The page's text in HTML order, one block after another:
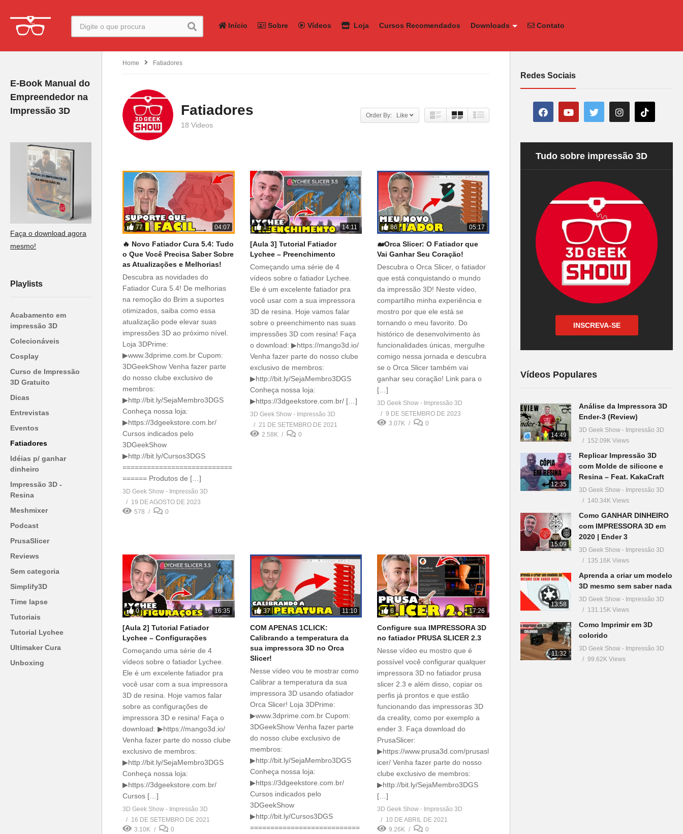
Início Sobre Vídeos Loja Cursos Recomendados Downloads Contato
E-Book Manual do
Empreendedor na
Impressão 3D
Faça o download agora
mesmo!
Playlists
Acabamento em
impressão 3D
Colecionáveis
Cosplay
Curso de Impressão
3D Gratuito
Dicas
Entrevistas
Eventos
Fatiadores
Idéias p/ ganhar
dinheiro
Impressão 3D -
Resina
Meshmixer
Podcast
PrusaSlicer
Reviews
Sem categoria
Simplify3D
Time lapse
Tutoriais
Tutorial Lychee
Ultimaker Cura
Unboxing
Home Fatiadores
Fatiadores
18 Videos
Order By: Like
77 04:07
🔥 Novo Fatiador Cura 5.4: Tudo
o Que Você Precisa Saber Sobre
as Atualizações e Melhorias!
Descubra as novidades do
Fatiador Cura 5.4! De melhorias
na remoção do Brim a suportes
otimizados, saiba como essa
atualização pode elevar suas
impressões 3D ao próximo nível.
Loja 3DPrime:
▶www.3dprime.com.br Cupom:
3DGeekShow Venha fazer parte
do nosso clube exclusivo de
membros:
▶http://bit.ly/SejaMembro3DGS
Conheça nossa loja:
▶https://3dgeekstore.com.br/
Cursos indicados pelo
3DGeekShow
▶http://bit.ly/Cursos3DGS
===========================
====== Produtos de […]
3D Geek Show - Impressão 3D
19 DE AGOSTO DE 2023
578
0
1 14:11
[Aula 3] Tutorial Fatiador
Lychee – Preenchimento
Começando uma série de 4
vídeos sobre o fatiador Lychee.
Ele é um excelente fatiador pra
você usar com a sua impressora
3D de resina. Hoje vamos falar
sobre o preenchimento nas suas
impressões 3D com resina! Faça
o download: ▶https://mango3d.io/
Venha fazer parte do nosso clube
exclusivo de membros:
▶http://bit.ly/SejaMembro3DGS
Conheça nossa loja:
▶https://3dgeekstore.com.br/ […]
3D Geek Show - Impressão 3D
21 DE SETEMBRO DE 2021
2.58K
0
86 05:17
🐋Orca Slicer: O Fatiador que
Vai Ganhar Seu Coração!
Descubra o Orca Slicer, o fatiador
que está conquistando o mundo
da impressão 3D! Neste vídeo,
compartilho minha experiência e
mostro por que ele está se
tornando o meu favorito. Do
histórico de desenvolvimento às
funcionalidades únicas, mergulhe
comigo nessa jornada e descubra
se o Orca Slicer também vai
ganhar seu coração! Link para o
[…]
3D Geek Show - Impressão 3D
9 DE SETEMBRO DE 2023
3.07K
0
0 16:35
[Aula 2] Tutorial Fatiador
Lychee – Configurações
Começando uma série de 4
vídeos sobre o fatiador Lychee.
Ele é um excelente fatiador pra
você usar com a sua impressora
3D de resina. Hoje vamos falar
sobre as configurações de
impressora 3D e resina! Faça o
download: ▶https://mango3d.io/
Venha fazer parte do nosso clube
exclusivo de membros:
▶http://bit.ly/SejaMembro3DGS
Conheça nossa loja:
▶https://3dgeekstore.com.br/
Cursos […]
3D Geek Show - Impressão 3D
16 DE SETEMBRO DE 2021
3.10K
0
37 11:10
COM APENAS 1CLICK:
Calibrando a temperatura da
sua impressora 3D no Orca
Slicer!
Nesse vídeo vou te mostrar como
Calibrar a temperatura da sua
impressora 3D usando ofatiador
Orca Slicer! Loja 3DPrime:
▶www.3dprime.com.br Cupom:
3DGeekShow Venha fazer parte
do nosso clube exclusivo de
membros:
▶http://bit.ly/SejaMembro3DGS
Conheça nossa loja:
▶https://3dgeekstore.com.br/
Cursos indicados pelo
3DGeekShow
▶http://bit.ly/Cursos3DGS
===========================
6 17:26
Configure sua IMPRESSORA 3D
no fatiador PRUSA SLICER 2.3
Nesse vídeo eu mostro que é
possível você configurar qualquer
impressora 3D no fatiador prusa
slicer 2.3 e além disso, copiar os
perfis já prontos e que estão
funcionando das impressoras 3D
da creality, como por exemplo a
ender 3. Faça download do
PrusaSlicer:
▶https://www.prusa3d.com/prusasl
icer/ Venha fazer parte do nosso
clube exclusivo de membros:
▶http://bit.ly/SejaMembro3DGS
[…]
3D Geek Show - Impressão 3D
10 DE ABRIL DE 2021
9.26K
0
Redes Sociais
Tudo sobre impressão 3D
INSCREVA-SE
Vídeos Populares
14:49
Análise da Impressora 3D
Ender-3 (Review)
3D Geek Show - Impressão 3D
152.09K Views
12:35
Replicar Impressão 3D
com Molde de silicone e
Resina – Feat. KakaCraft
3D Geek Show - Impressão 3D
140.34K Views
15:09
Como GANHAR DINHEIRO
com IMPRESSORA 3D em
2020 | Ender 3
3D Geek Show - Impressão 3D
135.16K Views
13:58
Aprenda a criar um modelo
3D mesmo sem saber nada
3D Geek Show - Impressão 3D
131.15K Views
11:32
Como Imprimir em 3D
colorido
3D Geek Show - Impressão 3D
99.62K Views